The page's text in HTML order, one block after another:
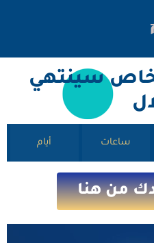
سينتهي
أيام ساعات
من هنا